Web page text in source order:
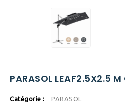
PARASOL LEAF2.5X2.5 M
Catégorie : PARASOL